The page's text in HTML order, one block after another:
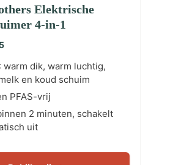
Elektrische
4-in-1
warm dik, warm luchtig,
en koud schuim
PFAS-vrij
2 minuten, schakelt
uit